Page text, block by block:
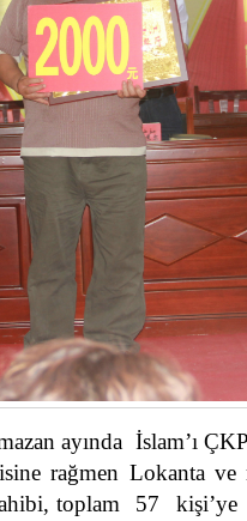
ayında İslam’ı
rağmen Lokanta ve
toplam 57